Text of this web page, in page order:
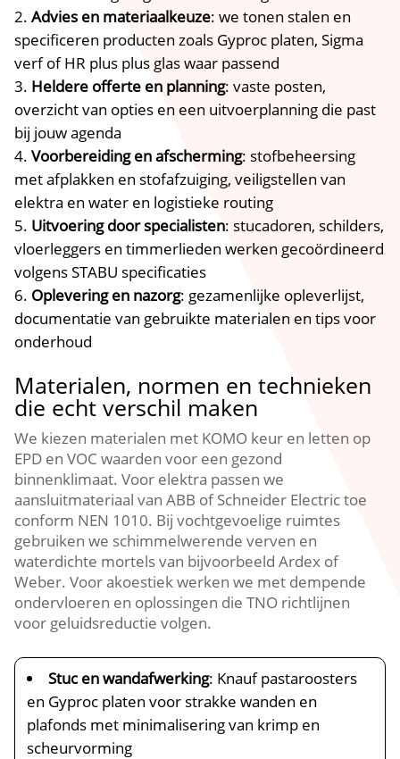
Advies en materiaalkeuze: we tonen stalen en
specificeren producten zoals Gyproc platen, Sigma
verf of HR plus plus glas waar passend
Heldere offerte en planning: vaste posten,
overzicht van opties en een uitvoerplanning die past
bij jouw agenda
Voorbereiding en afscherming: stofbeheersing
met afplakken en stofafzuiging, veiligstellen van
elektra en water en logistieke routing
Uitvoering door specialisten: stucadoren, schilders,
vloerleggers en timmerlieden werken gecoördineerd
volgens STABU specificaties
Oplevering en nazorg: gezamenlijke opleverlijst,
documentatie van gebruikte materialen en tips voor
onderhoud
Materialen, normen en technieken
die echt verschil maken
We kiezen materialen met KOMO keur en letten op
EPD en VOC waarden voor een gezond
binnenklimaat.​ Voor elektra passen we
aansluitmateriaal van ABB of Schneider Electric toe
conform NEN 1010.​ Bij vochtgevoelige ruimtes
gebruiken we schimmelwerende verven en
waterdichte mortels van bijvoorbeeld Ardex of
Weber.​ Voor akoestiek werken we met dempende
ondervloeren en oplossingen die TNO richtlijnen
voor geluidsreductie volgen.​
Stuc en wandafwerking: Knauf pastaroosters
en Gyproc platen voor strakke wanden en
plafonds met minimalisering van krimp en
scheurvorming